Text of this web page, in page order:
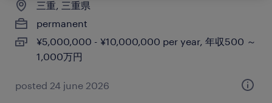
三重, 三重県
permanent
¥5,000,000 - ¥10,000,000 per year, 年収500 ～
1,000万円
posted 24 june 2026